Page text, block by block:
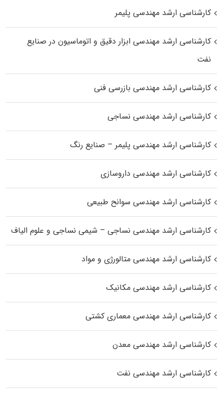
کارشناسی ارشد مهندسی پلیمر
کارشناسی ارشد مهندسی ابزار دقیق و اتوماسیون در صنایع
نفت
کارشناسی ارشد مهندسی بازرسی فنی
کارشناسی ارشد مهندسی نساجی
کارشناسی ارشد مهندسی پلیمر – صنایع رنگ
کارشناسی ارشد مهندسی داروسازی
کارشناسی ارشد مهندسی سوانح طبیعی
کارشناسی ارشد مهندسی نساجی – شیمی نساجی و علوم الیاف
کارشناسی ارشد مهندسی متالورژی و مواد
کارشناسی ارشد مهندسی مکانیک
کارشناسی ارشد مهندسی معماری کشتی
کارشناسی ارشد مهندسی معدن
کارشناسی ارشد مهندسی نفت